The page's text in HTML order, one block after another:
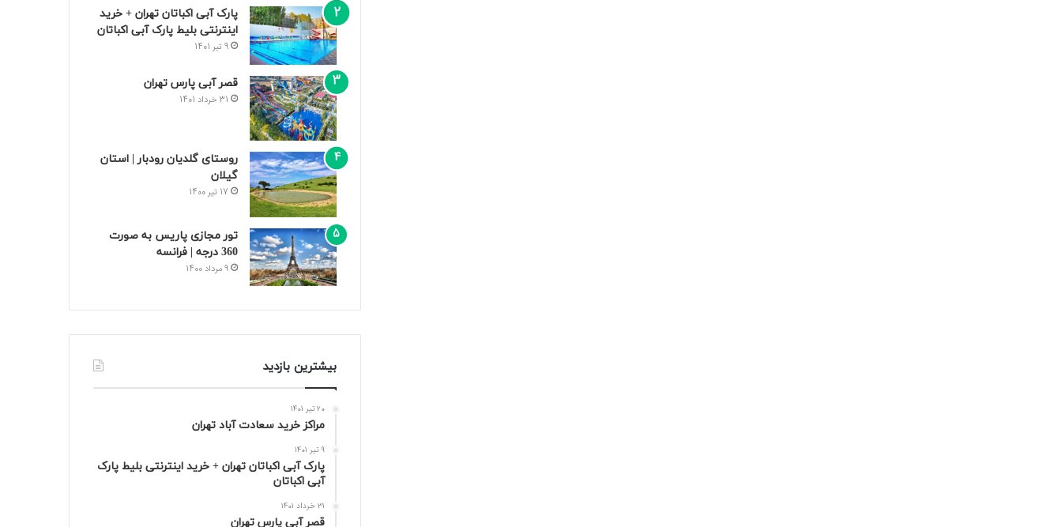
پارک آبی اکباتان تهران + خرید
اینترنتی بلیط پارک آبی اکباتان
9 تیر 1401
قصر آبی پارس تهران
31 خرداد 1401
روستای گلدیان رودبار | استان
گیلان
17 تیر 1400
تور مجازی پاریس به صورت
360 درجه | فرانسه
9 مرداد 1400
بیشترین بازدید
20 تیر 1401
مراکز خرید سعادت‌ آباد تهران
9 تیر 1401
پارک آبی اکباتان تهران + خرید اینترنتی بلیط پارک
آبی اکباتان
31 خرداد 1401
قصر آبی پارس تهران